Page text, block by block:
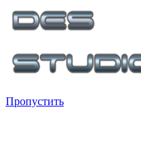
Пропустить